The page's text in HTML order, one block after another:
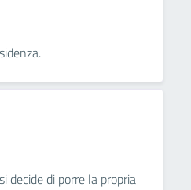
decide di porre la propria